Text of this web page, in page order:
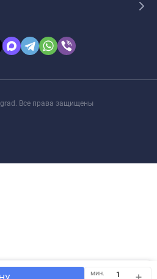
мин.
Все права защищены
чтобы сайт был лучше для
OK